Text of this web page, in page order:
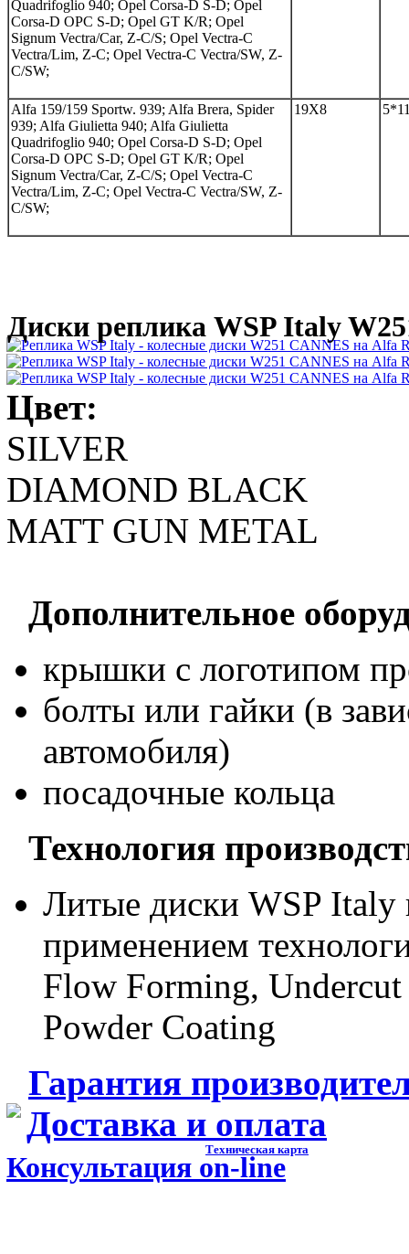
Quadrifoglio 940; Opel Corsa-D S-D; Opel
Corsa-D OPC S-D; Opel GT K/R; Opel
Signum Vectra/Car, Z-C/S; Opel Vectra-C
Vectra/Lim, Z-C; Opel Vectra-C Vectra/SW, Z-
C/SW;
Alfa 159/159 Sportw. 939; Alfa Brera, Spider
939; Alfa Giulietta 940; Alfa Giulietta
Quadrifoglio 940; Opel Corsa-D S-D; Opel
Corsa-D OPC S-D; Opel GT K/R; Opel
Signum Vectra/Car, Z-C/S; Opel Vectra-C
Vectra/Lim, Z-C; Opel Vectra-C Vectra/SW, Z-
C/SW;
19Х8
Диски реплика WSP Italy
Цвет:
SILVER
DIAMOND BLACK
MATT GUN METAL
Дополнительное
крышки с логотипом
болты или гайки (в
автомобиля)
посадочные кольца
Технология
Литые диски WSP Italy
применением
Flow Forming,
Powder Coating
Гарантия
Доставка и оплата
Консультация on-line
Техническая карта